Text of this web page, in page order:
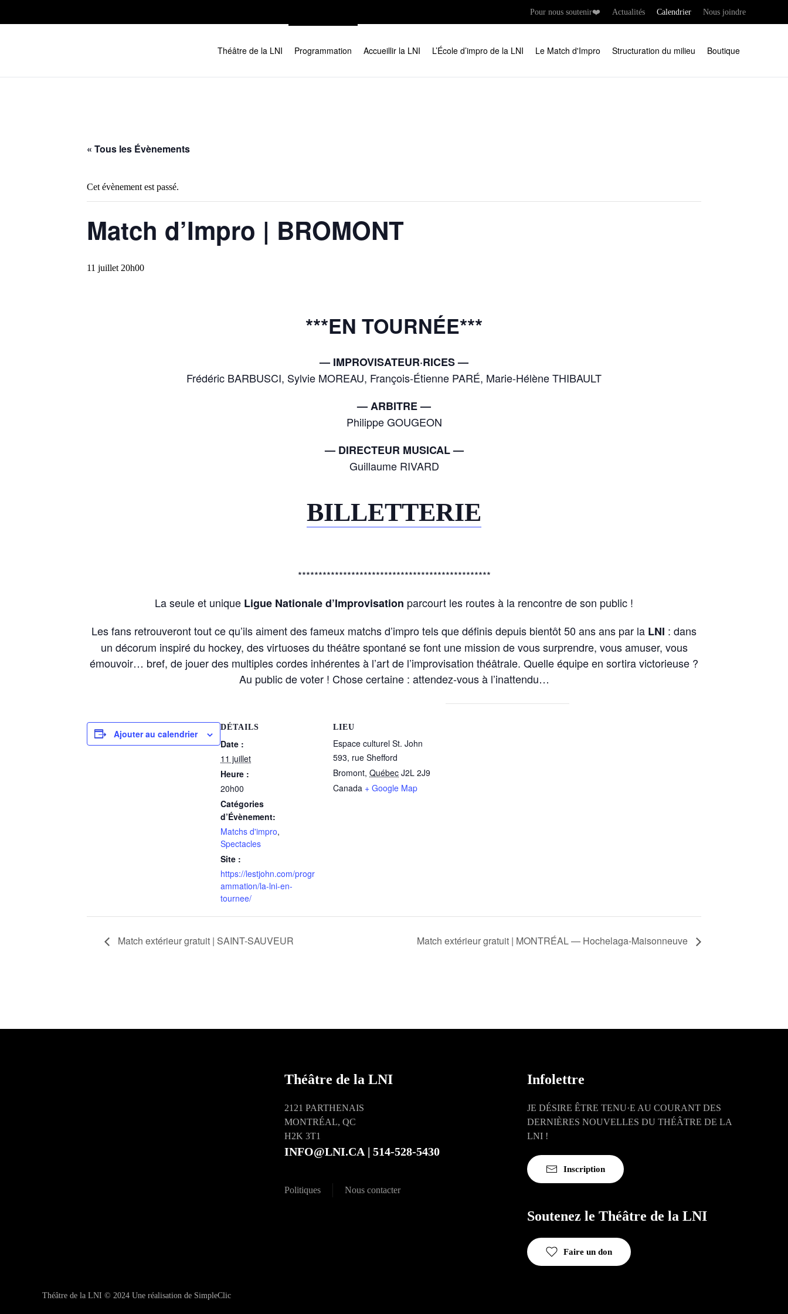
Pour nous soutenir❤️ Actualités Calendrier Nous joindre
Théâtre de la LNI Programmation Accueillir la LNI L’École d’impro de la LNI Le Match d'Impro Structuration du milieu Boutique
« Tous les Évènements
Cet évènement est passé.
Match d’Impro | BROMONT
11 juillet 20h00
***EN TOURNÉE***
— IMPROVISATEUR·RICES —
Frédéric BARBUSCI, Sylvie MOREAU, François-Étienne PARÉ, Marie-Hélène THIBAULT
— ARBITRE —
Philippe GOUGEON
— DIRECTEUR MUSICAL —
Guillaume RIVARD
BILLETTERIE
***********************************************
La seule et unique Ligue Nationale d’Improvisation parcourt les routes à la rencontre de son public !
Les fans retrouveront tout ce qu’ils aiment des fameux matchs d’impro tels que définis depuis bientôt 50 ans ans par la LNI : dans
un décorum inspiré du hockey, des virtuoses du théâtre spontané se font une mission de vous surprendre, vous amuser, vous
émouvoir… bref, de jouer des multiples cordes inhérentes à l’art de l’improvisation théâtrale. Quelle équipe en sortira victorieuse ?
Au public de voter ! Chose certaine : attendez-vous à l’inattendu…
Ajouter au calendrier
DÉTAILS
Date :
11 juillet
Heure :
20h00
Catégories
d’Évènement:
Matchs d'impro,
Spectacles
Site :
https://lestjohn.com/progr
ammation/la-lni-en-
tournee/
LIEU
Espace culturel St. John
593, rue Shefford
Bromont, Québec J2L 2J9
Canada + Google Map
Match extérieur gratuit | SAINT-SAUVEUR Match extérieur gratuit | MONTRÉAL — Hochelaga-Maisonneuve
Théâtre de la LNI
2121 PARTHENAIS
MONTRÉAL, QC
H2K 3T1
INFO@LNI.CA | 514-528-5430
Politiques Nous contacter
Infolettre
JE DÉSIRE ÊTRE TENU·E AU COURANT DES
DERNIÈRES NOUVELLES DU THÉÂTRE DE LA
LNI !
Inscription
Soutenez le Théâtre de la LNI
Faire un don
Théâtre de la LNI © 2024 Une réalisation de SimpleClic